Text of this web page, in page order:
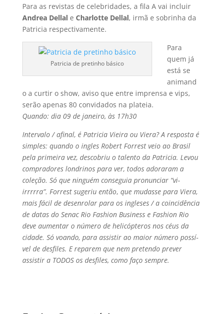
Para as revistas de celebridades, a fila A vai incluir
Andrea Dellal e Charlotte Dellal, irmã e sobrinha da
Patricia respectivamente.
Patricia de pretinho básico
Para
quem já
está se
animand
o a curtir o show, aviso que entre imprensa e vips,
serão apenas 80 convidados na plateia.
Quando: dia 09 de janeiro, às 17h30
Intervalo / afinal, é Patricia Vieira ou Viera? A resposta é
simples: quando o ingles Robert Forrest veio ao Brasil
pela primeira vez, descobriu o talento da Patricia. Levou
compradores londrinos para ver, todos adoraram a
coleção. Só que ninguém conseguia pronunciar “vi-
irrrrra”. Forrest sugeriu então, que mudasse para Viera,
mais fácil de desenrolar para os ingleses / a coincidência
de datas do Senac Rio Fashion Business e Fashion Rio
deve aumentar o número de helicópteros nos céus da
cidade. Só voando, para assistir ao maior número possí­
vel de desfiles. E reparem que nem pretendo prever
assistir a TODOS os desfiles, como faço sempre.